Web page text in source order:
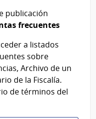
publicación
frecuentes
a listados
sobre
Archivo de un
de la Fiscalía.
de términos del